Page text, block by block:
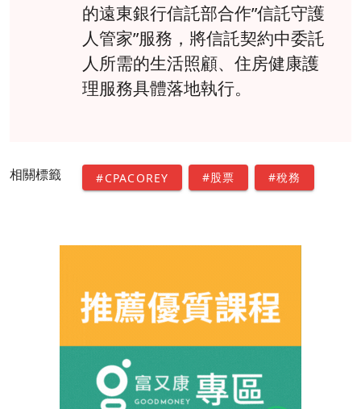
的遠東銀行信託部合作”信託守護
人管家”服務，將信託契約中委託
人所需的生活照顧、住房健康護
理服務具體落地執行。
相關標籤 #CPACOREY #股票 #稅務